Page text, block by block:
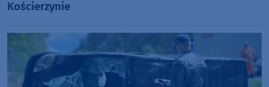
Kościerzynie